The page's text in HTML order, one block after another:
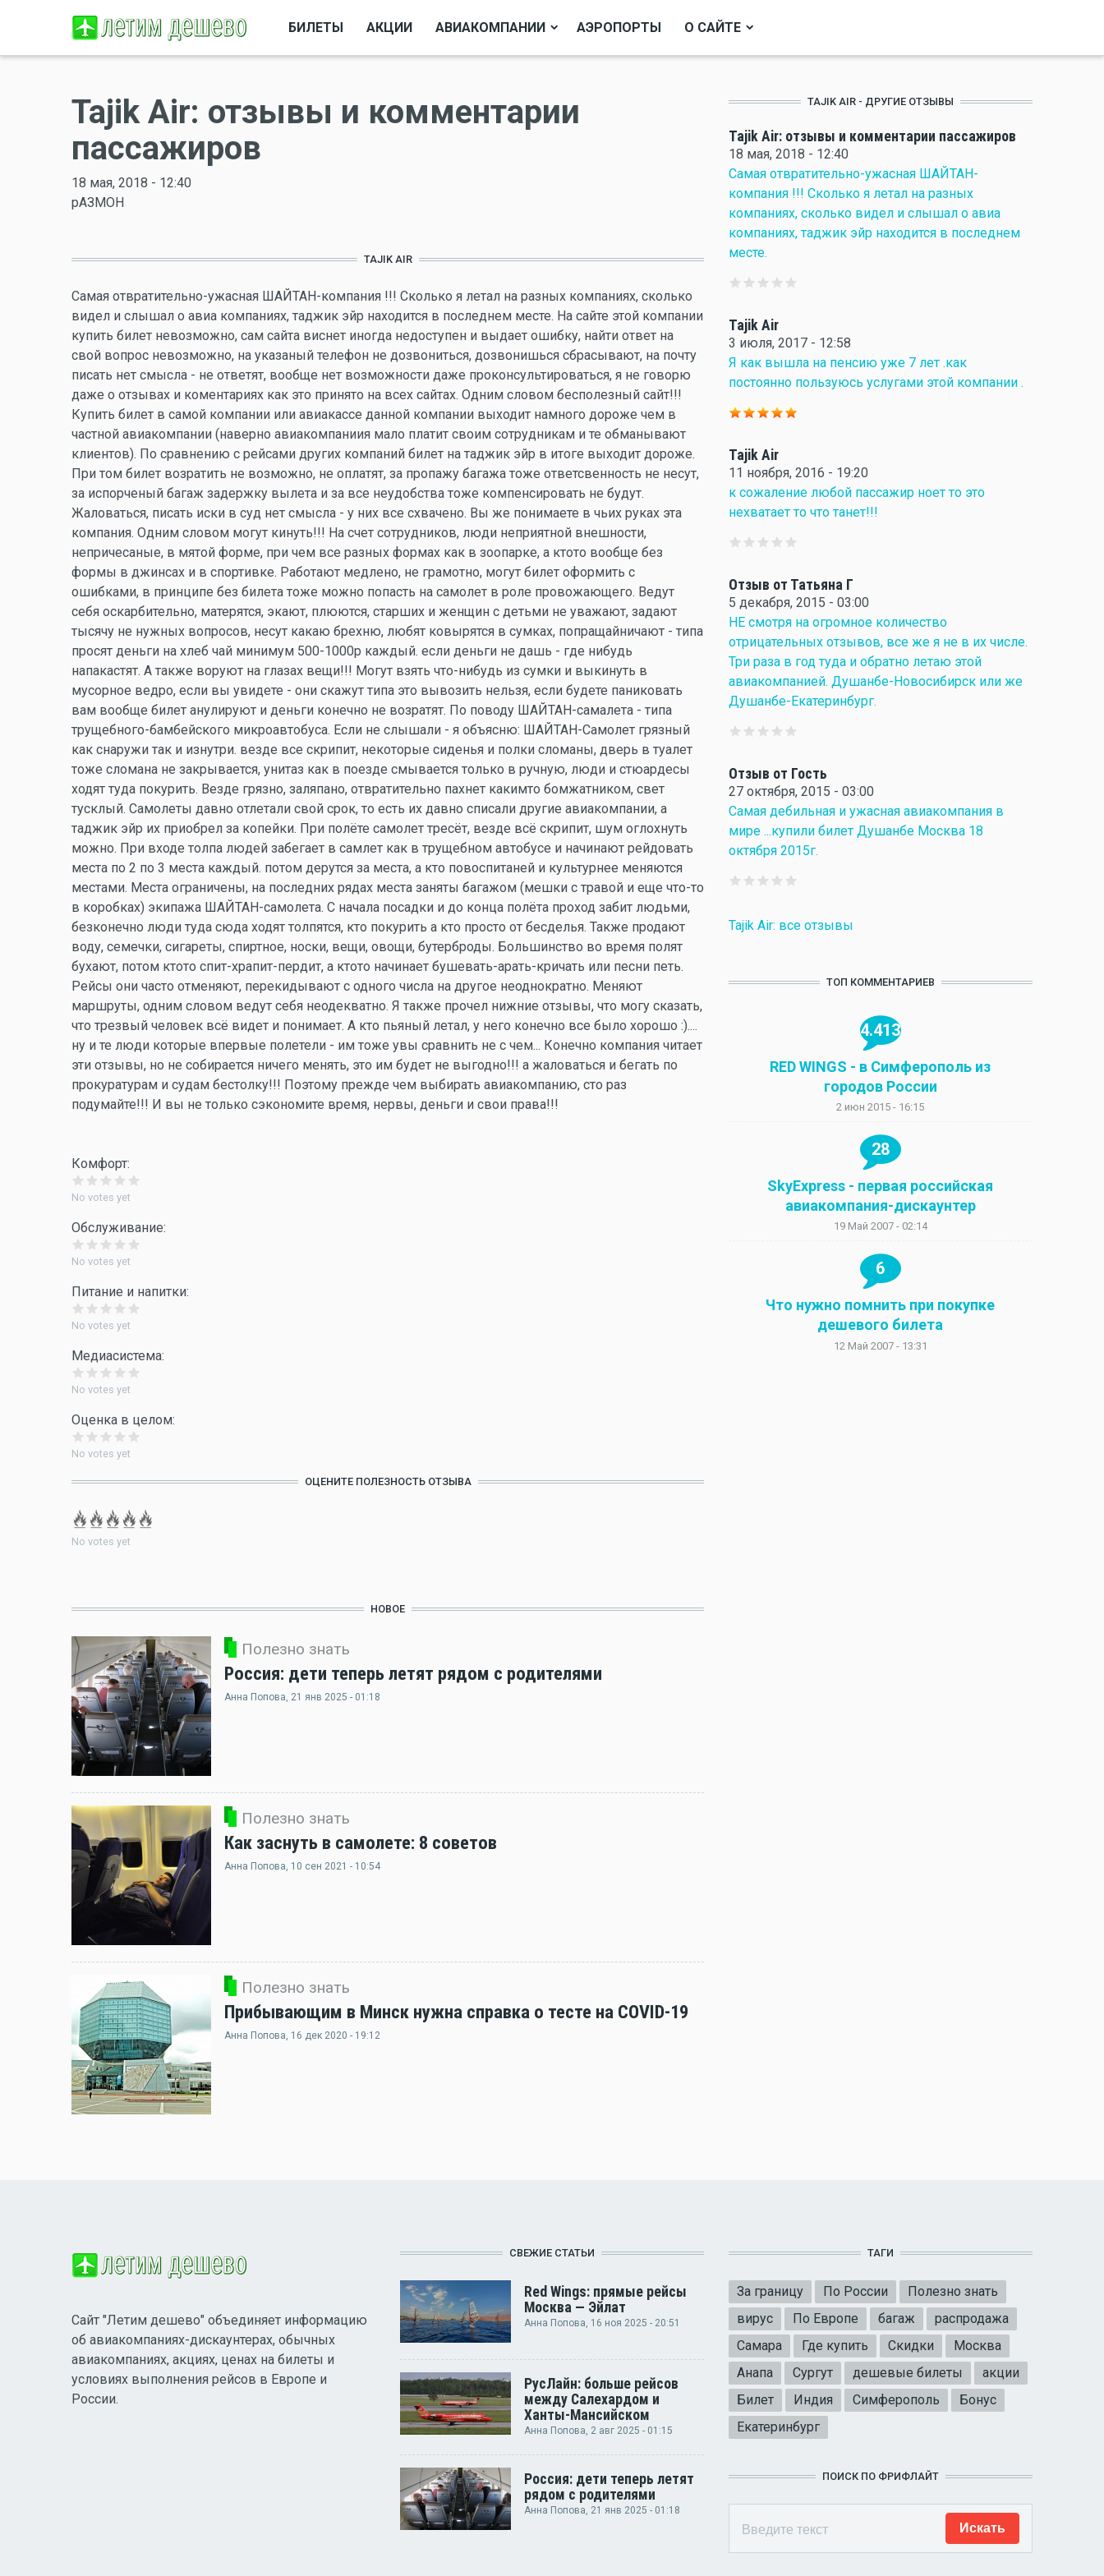
БИЛЕТЫ АКЦИИ АВИАКОМПАНИИ АЭРОПОРТЫ О САЙТЕ
Tajik Air: отзывы и комментарии
пассажиров
18 мая, 2018 - 12:40
рАЗМОН
TAJIK AIR
Самая отвратительно-ужасная ШАЙТАН-компания !!! Сколько я летал на разных компаниях, сколько
видел и слышал о авиа компаниях, таджик эйр находится в последнем месте. На сайте этой компании
купить билет невозможно, сам сайта виснет иногда недоступен и выдает ошибку, найти ответ на
свой вопрос невозможно, на указаный телефон не дозвониться, дозвонишься сбрасывают, на почту
писать нет смысла - не ответят, вообще нет возможности даже проконсультироваться, я не говорю
даже о отзывах и коментариях как это принято на всех сайтах. Одним словом бесполезный сайт!!!
Купить билет в самой компании или авиакассе данной компании выходит намного дороже чем в
частной авиакомпании (наверно авиакомпаниия мало платит своим сотрудникам и те обманывают
клиентов). По сравнению с рейсами других компаний билет на таджик эйр в итоге выходит дороже.
При том билет возратить не возможно, не оплатят, за пропажу багажа тоже ответсвенность не несут,
за испорченый багаж задержку вылета и за все неудобства тоже компенсировать не будут.
Жаловаться, писать иски в суд нет смысла - у них все схвачено. Вы же понимаете в чьих руках эта
компания. Одним словом могут кинуть!!! На счет сотрудников, люди неприятной внешности,
непричесаные, в мятой форме, при чем все разных формах как в зоопарке, а ктото вообще без
формы в джинсах и в спортивке. Работают медлено, не грамотно, могут билет оформить с
ошибками, в принципе без билета тоже можно попасть на самолет в роле провожающего. Ведут
себя оскарбительно, матерятся, экают, плюются, старших и женщин с детьми не уважают, задают
тысячу не нужных вопросов, несут какаю брехню, любят ковырятся в сумках, попращайничают - типа
просят деньги на хлеб чай минимум 500-1000р каждый. если деньги не дашь - где нибудь
напакастят. А также воруют на глазах вещи!!! Могут взять что-нибудь из сумки и выкинуть в
мусорное ведро, если вы увидете - они скажут типа это вывозить нельзя, если будете паниковать
вам вообще билет анулируют и деньги конечно не возратят. По поводу ШАЙТАН-самалета - типа
трущебного-бамбейского микроавтобуса. Если не слышали - я объясню: ШАЙТАН-Самолет грязный
как снаружи так и изнутри. везде все скрипит, некоторые сиденья и полки сломаны, дверь в туалет
тоже сломана не закрывается, унитаз как в поезде смывается только в ручную, люди и стюардесы
ходят туда покурить. Везде грязно, заляпано, отвратительно пахнет какимто бомжатником, свет
тусклый. Самолеты давно отлетали свой срок, то есть их давно списали другие авиакомпании, а
таджик эйр их приобрел за копейки. При полёте самолет тресёт, везде всё скрипит, шум оглохнуть
можно. При входе толпа людей забегает в самлет как в трущебном автобусе и начинают рейдовать
места по 2 по 3 места каждый. потом дерутся за места, а кто повоспитаней и культурнее меняются
местами. Места ограничены, на последних рядах места заняты багажом (мешки с травой и еще что-то
в коробках) экипажа ШАЙТАН-самолета. С начала посадки и до конца полёта проход забит людьми,
безконечно люди туда сюда ходят толпятся, кто покурить а кто просто от бесделья. Также продают
воду, семечки, сигареты, спиртное, носки, вещи, овощи, бутерброды. Большинство во время полят
бухают, потом ктото спит-храпит-пердит, а ктото начинает бушевать-арать-кричать или песни петь.
Рейсы они часто отменяют, перекидывают с одного числа на другое неоднократно. Меняют
маршруты, одним словом ведут себя неодекватно. Я также прочел нижние отзывы, что могу сказать,
что трезвый человек всё видет и понимает. А кто пьяный летал, у него конечно все было хорошо :)....
ну и те люди которые впервые полетели - им тоже увы сравнить не с чем... Конечно компания читает
эти отзывы, но не собирается ничего менять, это им будет не выгодно!!! а жаловаться и бегать по
прокуратурам и судам бестолку!!! Поэтому прежде чем выбирать авиакомпанию, сто раз
подумайте!!! И вы не только сэкономите время, нервы, деньги и свои права!!!
Комфорт:
No votes yet
Обслуживание:
No votes yet
Питание и напитки:
No votes yet
Медиасистема:
No votes yet
Оценка в целом:
No votes yet
ОЦЕНИТЕ ПОЛЕЗНОСТЬ ОТЗЫВА
No votes yet
НОВОЕ
Полезно знать
Россия: дети теперь летят рядом с родителями
Анна Попова, 21 янв 2025 - 01:18
Полезно знать
Как заснуть в самолете: 8 советов
Анна Попова, 10 сен 2021 - 10:54
Полезно знать
Прибывающим в Минск нужна справка о тесте на COVID-19
Анна Попова, 16 дек 2020 - 19:12
TAJIK AIR - ДРУГИЕ ОТЗЫВЫ
Tajik Air: отзывы и комментарии пассажиров
18 мая, 2018 - 12:40
Самая отвратительно-ужасная ШАЙТАН-
компания !!! Сколько я летал на разных
компаниях, сколько видел и слышал о авиа
компаниях, таджик эйр находится в последнем
месте.
Tajik Air
3 июля, 2017 - 12:58
Я как вышла на пенсию уже 7 лет .как
постоянно пользуюсь услугами этой компании .
Tajik Air
11 ноября, 2016 - 19:20
к сожаление любой пассажир ноет то это
нехватает то что танет!!!
Отзыв от Татьяна Г
5 декабря, 2015 - 03:00
НЕ смотря на огромное количество
отрицательных отзывов, все же я не в их числе.
Три раза в год туда и обратно летаю этой
авиакомпанией. Душанбе-Новосибирск или же
Душанбе-Екатеринбург.
Отзыв от Гость
27 октября, 2015 - 03:00
Самая дебильная и ужасная авиакомпания в
мире ...купили билет Душанбе Москва 18
октября 2015г.
Tajik Air: все отзывы
ТОП КОММЕНТАРИЕВ
4.413
RED WINGS - в Симферополь из
городов России
2 июн 2015 - 16:15
28
SkyExpress - первая российская
авиакомпания-дискаунтер
19 Май 2007 - 02:14
6
Что нужно помнить при покупке
дешевого билета
12 Май 2007 - 13:31
Сайт "Летим дешево" объединяет информацию
об авиакомпаниях-дискаунтерах, обычных
авиакомпаниях, акциях, ценах на билеты и
условиях выполнения рейсов в Европе и
России.
СВЕЖИЕ СТАТЬИ
Red Wings: прямые рейсы
Москва — Эйлат
Анна Попова, 16 ноя 2025 - 20:51
РусЛайн: больше рейсов
между Салехардом и
Ханты-Мансийском
Анна Попова, 2 авг 2025 - 01:15
Россия: дети теперь летят
рядом с родителями
Анна Попова, 21 янв 2025 - 01:18
ТАГИ
За границу По России
Полезно знать
вирус
По Европе багаж
распродажа
Самара
Где купить Скидки
Москва
Анапа
Сургут дешевые билеты
акции
Билет
Индия Симферополь
Бонус
Екатеринбург
ПОИСК ПО ФРИФЛАЙТ